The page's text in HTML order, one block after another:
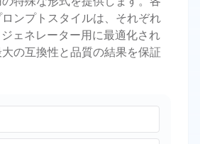
ンプトスタイルは、それぞれ
ェネレーター用に最適化され
の互換性と品質の結果を保証